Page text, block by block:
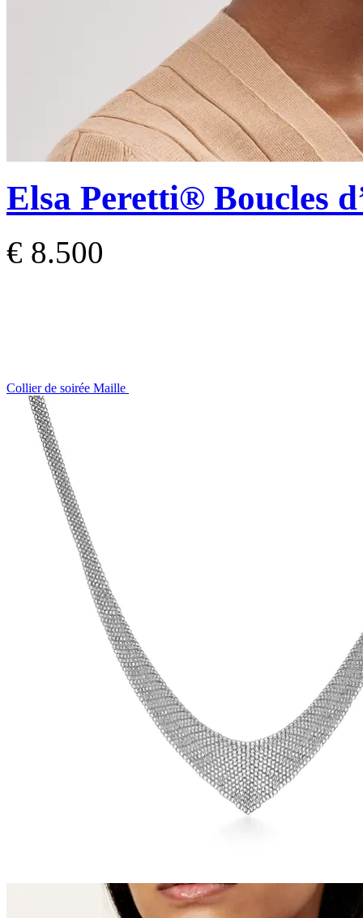
Elsa Peretti® Boucles
€ 8.500
Collier de soirée Maille